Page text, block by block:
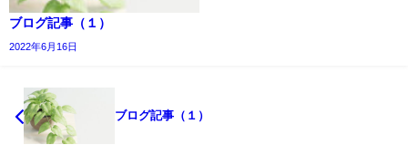
ブログ記事（１）
2022年6月16日
ブログ記事（１）